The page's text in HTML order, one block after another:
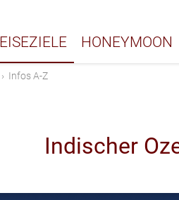
HONEYMOON
› Infos A-Z
Indischer